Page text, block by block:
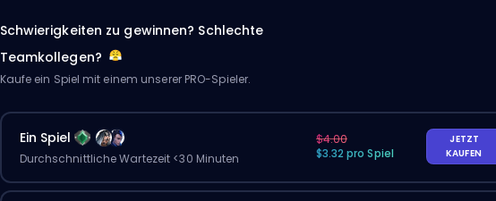
Schwierigkeiten zu gewinnen? Schlechte
Teamkollegen?
Kaufe ein Spiel mit einem unserer PRO-Spieler.
Ein Spiel
Durchschnittliche Wartezeit <30 Minuten
$4.00
$3.32 pro Spiel
JETZT
KAUFEN